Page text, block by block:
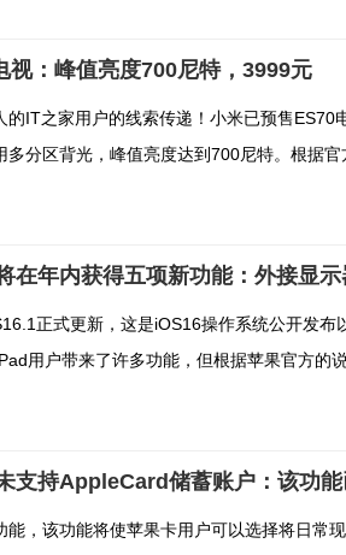
视：峰值亮度700尼特，3999元
的IT之家用户的线索传递！小米已预售
多分区背光，峰值亮度达到700尼特。根据
在年内获得五项新功能：外接显
正式更新，这是iOS16操作系统公开发
用户带来了许多功能，但根据苹果官方的
支持AppleCard储蓄账户：该功
能，该功能将使苹果卡用户可以选择将日